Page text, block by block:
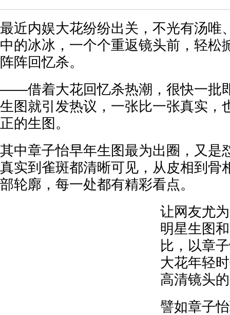
最近内娱大花纷纷出关，不光有汤唯
中的冰冰，一个个重返镜头前，轻松
阵阵回忆杀。
——借着大花回忆杀热潮，很快一批
生图就引发热议，一张比一张真实，
正的生图。
其中章子怡早年生图最为出圈，又是
真实到雀斑都清晰可见，从皮相到骨
部轮廓，每一处都有精彩看点。
让网友尤
明星生图
比，以章
大花年轻
高清镜头
譬如章子